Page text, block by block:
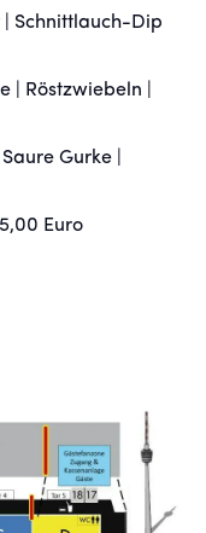
| Schnittlauch-Dip
| Röstzwiebeln |
Gurke |
Euro